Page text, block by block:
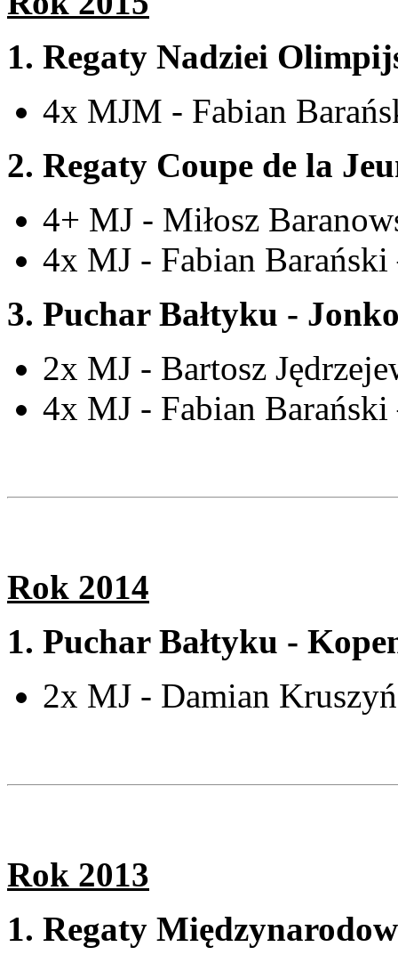
1. Regaty Nadziei
4x MJM - Fabian
2. Regaty Coupe de la
4+ MJ - Miłosz
4x MJ - Fabian Barański
3. Puchar Bałtyku -
2x MJ - Bartosz
4x MJ - Fabian Barański
Rok 2014
1. Puchar Bałtyku -
2x MJ - Damian
Rok 2013
1. Regaty